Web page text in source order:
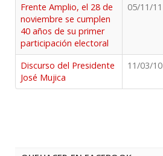
Frente Amplio, el 28 de
noviembre se cumplen
40 años de su primer
participación electoral
05/11/11
Discurso del Presidente
José Mujica
11/03/10